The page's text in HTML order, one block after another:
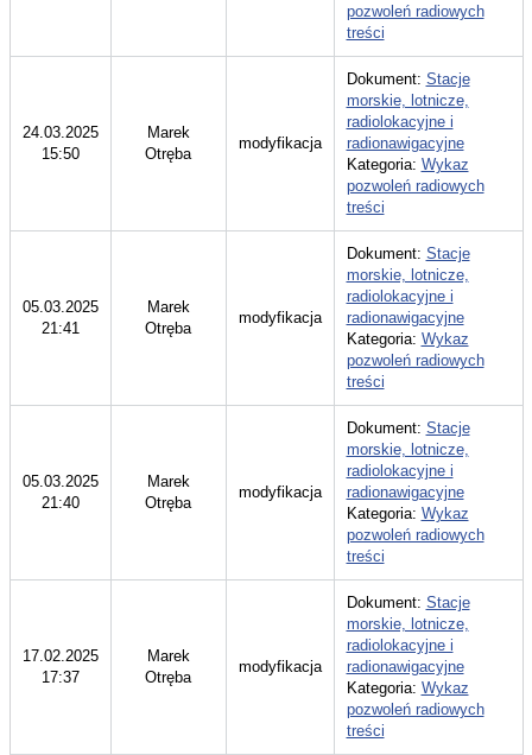
pozwoleń radiowych
treści
24.03.2025
15:50
Marek
Otręba
modyfikacja
Dokument: Stacje
morskie, lotnicze,
radiolokacyjne i
radionawigacyjne
Kategoria: Wykaz
pozwoleń radiowych
treści
05.03.2025
21:41
Marek
Otręba
modyfikacja
Dokument: Stacje
morskie, lotnicze,
radiolokacyjne i
radionawigacyjne
Kategoria: Wykaz
pozwoleń radiowych
treści
05.03.2025
21:40
Marek
Otręba
modyfikacja
Dokument: Stacje
morskie, lotnicze,
radiolokacyjne i
radionawigacyjne
Kategoria: Wykaz
pozwoleń radiowych
treści
17.02.2025
17:37
Marek
Otręba
modyfikacja
Dokument: Stacje
morskie, lotnicze,
radiolokacyjne i
radionawigacyjne
Kategoria: Wykaz
pozwoleń radiowych
treści